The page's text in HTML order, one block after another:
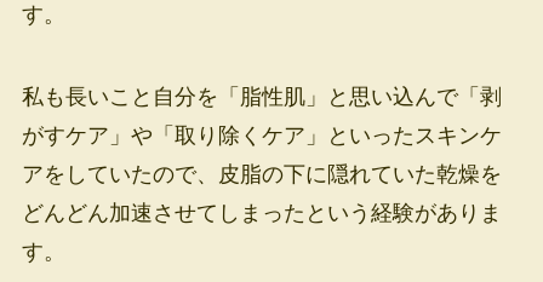
す。
私も長いこと自分を「脂性肌」と思い込んで「剥
がすケア」や「取り除くケア」といったスキンケ
アをしていたので、皮脂の下に隠れていた乾燥を
どんどん加速させてしまったという経験がありま
す。